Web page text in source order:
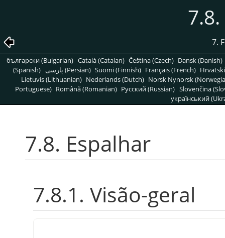
7.
български (Bulgarian) Català (Catalan) Čeština (Czech) Dansk (Danish)
(Spanish)
پارسی (Persian) Suomi (Finnish) Français (French)
Lietuvis (Lithuanian) Nederlands (Dutch) Norsk Nynorsk
Portuguese) Română (Romanian) Pусский (Russian) Slovenčina
український
7.8. Espalhar
7.8.1. Visão-geral